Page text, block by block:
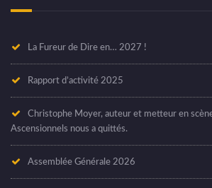
La Fureur de Dire en… 2027 !
Rapport d’activité 2025
Christophe Moyer, auteur et metteur en
Ascensionnels nous a quittés.
Assemblée Générale 2026